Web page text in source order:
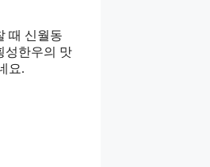
때 신월동
성한우의 맛
요.